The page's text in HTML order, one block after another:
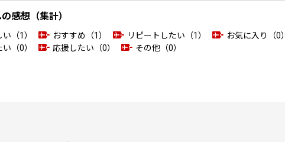
感想（集計）
（1） おすすめ（1） リピートしたい（1） お気に入り（0）
（0）
応援したい（0） その他（0）